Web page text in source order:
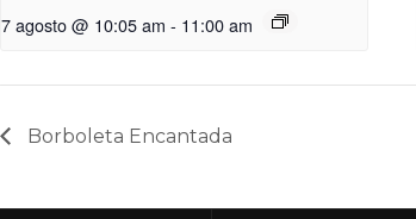
7 agosto @ 10:05 am - 11:00 am
Borboleta Encantada